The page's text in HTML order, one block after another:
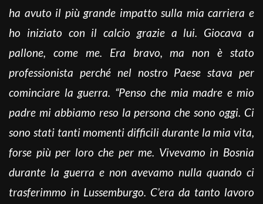
ha avuto il più grande impatto sulla mia carriera e
ho iniziato con il calcio grazie a lui. Giocava a
pallone, come me. Era bravo, ma non è stato
professionista perché nel nostro Paese stava per
cominciare la guerra. “Penso che mia madre e mio
padre mi abbiamo reso la persona che sono oggi. Ci
sono stati tanti momenti difficili durante la mia vita,
forse più per loro che per me. Vivevamo in Bosnia
durante la guerra e non avevamo nulla quando ci
trasferimmo in Lussemburgo. C’era da tanto lavoro